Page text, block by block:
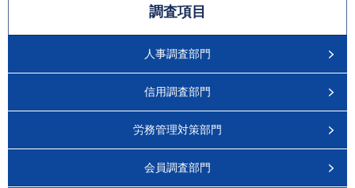
調査項目
人事調査部門
信用調査部門
労務管理対策部門
会員調査部門